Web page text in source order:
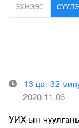
ЭХНЭЭС
13 цаг 32
2020.11.06
УИХ-ын